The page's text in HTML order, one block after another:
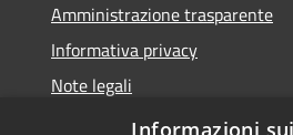
Amministrazione trasparente
Informativa privacy
Note legali
Dichiarazione di accessibilità
Informazioni